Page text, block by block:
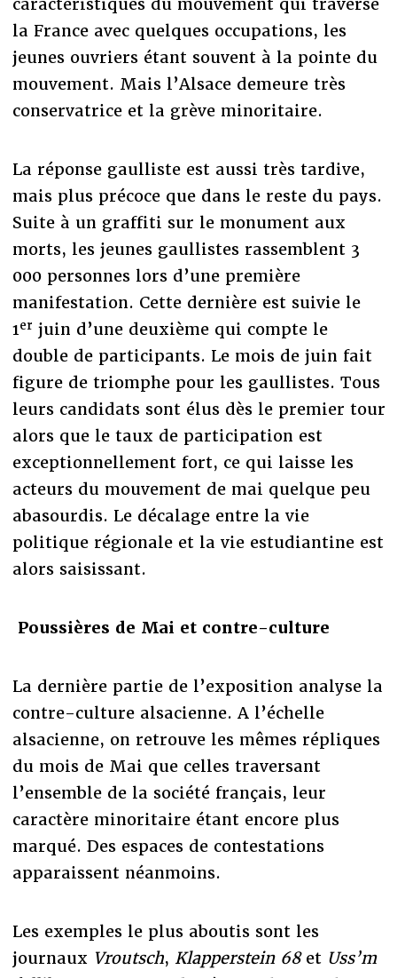
caractéristiques du mouvement qui traverse
la France avec quelques occupations, les
jeunes ouvriers étant souvent à la pointe du
mouvement. Mais l’Alsace demeure très
conservatrice et la grève minoritaire.
La réponse gaulliste est aussi très tardive,
mais plus précoce que dans le reste du pays.
Suite à un graffiti sur le monument aux
morts, les jeunes gaullistes rassemblent 3
000 personnes lors d’une première
manifestation. Cette dernière est suivie le
1er juin d’une deuxième qui compte le
double de participants. Le mois de juin fait
figure de triomphe pour les gaullistes. Tous
leurs candidats sont élus dès le premier tour
alors que le taux de participation est
exceptionnellement fort, ce qui laisse les
acteurs du mouvement de mai quelque peu
abasourdis. Le décalage entre la vie
politique régionale et la vie estudiantine est
alors saisissant.
Poussières de Mai et contre-culture
La dernière partie de l’exposition analyse la
contre-culture alsacienne. A l’échelle
alsacienne, on retrouve les mêmes répliques
du mois de Mai que celles traversant
l’ensemble de la société français, leur
caractère minoritaire étant encore plus
marqué. Des espaces de contestations
apparaissent néanmoins.
Les exemples le plus aboutis sont les
journaux Vroutsch, Klapperstein 68et Uss’m